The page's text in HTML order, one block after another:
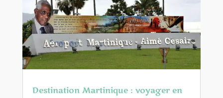
Destination Martinique : voyager en